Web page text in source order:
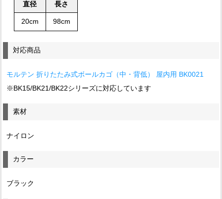
直径 長さ
20cm 98cm
対応商品
モルテン 折りたたみ式ボールカゴ（中・背低） 屋内用 BK0021
※BK15/BK21/BK22シリーズに対応しています
素材
ナイロン
カラー
ブラック